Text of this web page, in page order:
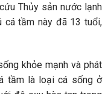
Thủy sản nước lạnh
cá tầm này đã 13 tuổi,
khỏe mạnh và phát
tầm là loại cá sống ở